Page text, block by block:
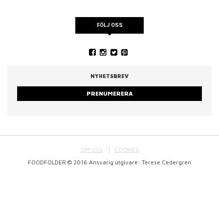
FÖLJ OSS
NYHETSBREV
PRENUMERERA
OM OSS
COOKIES
FOODFOLDER © 2016 Ansvarig utgivare: Terese Cedergren